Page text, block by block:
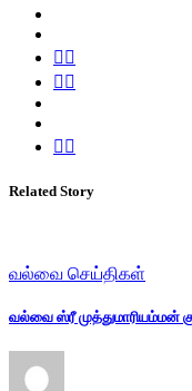
Related Story
வல்வை செய்திகள்
வல்வை ஸ்ரீ முத்துமாரியம்மன்